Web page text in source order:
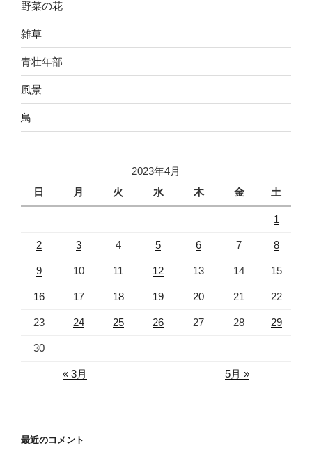
野菜の花
雑草
青壮年部
風景
鳥
2023年4月
日
月 火 水 木 金 土
1
2 3 4 5 6 7 8
9 10 11 12 13 14 15
16 17 18 19 20 21 22
23 24 25 26 27 28 29
30
« 3月 5月 »
最近のコメント